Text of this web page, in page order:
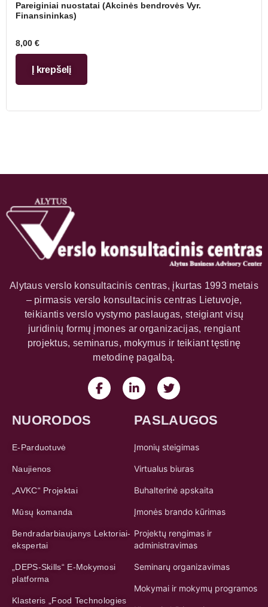
Pareiginiai nuostatai (Akcinės bendrovės Vyr.
Finansininkas)
8,00 €
Į krepšelį
Alytaus verslo konsultacinis centras, įkurtas 1993 metais
– pirmasis verslo konsultacinis centras Lietuvoje,
teikiantis verslo vystymo paslaugas, steigiant visų
juridinių formų įmones ar organizacijas, rengiant
projektus, seminarus, mokymus ir teikiant tęstinę
metodinę pagalbą.
NUORODOS
E-Parduotuvė
Naujienos
„AVKC“ Projektai
Mūsų komanda
Bendradarbiaujanys Lektoriai-
ekspertai
„DEPS-Skills“ E-Mokymosi
platforma
Klasteris „Food Technologies
PASLAUGOS
Įmonių steigimas
Virtualus biuras
Buhalterinė apskaita
Įmonės brando kūrimas
Projektų rengimas ir
administravimas
Seminarų organizavimas
Mokymai ir mokymų programos